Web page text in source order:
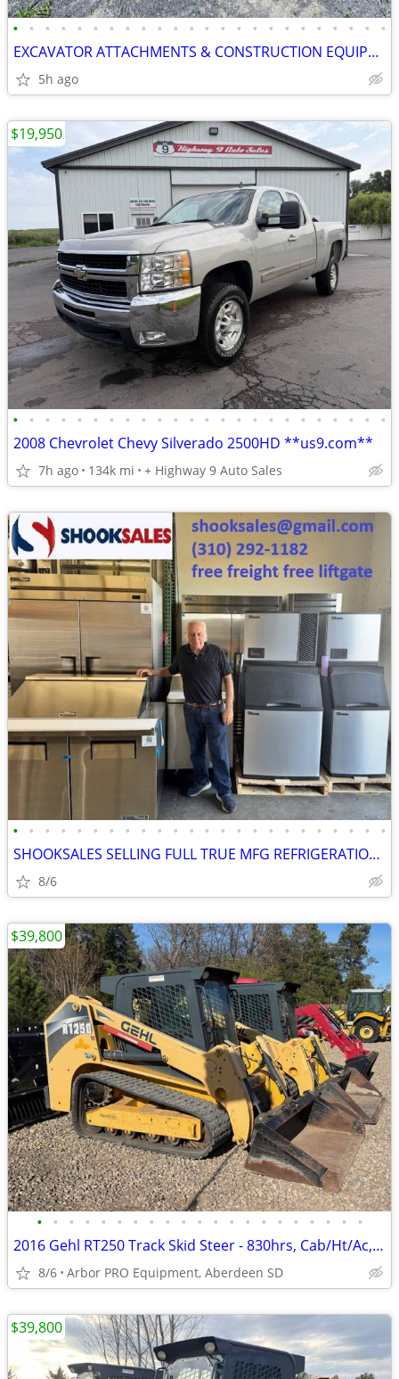
• • • • • • • • • • • • • • • • • • • • • • • •
EXCAVATOR ATTACHMENTS & CONSTRUCTION EQUIPMENT ON SALE!!!
5h ago
• • • • • • • • • • • • • • • • • • • • • • • •
2008 Chevrolet Chevy Silverado 2500HD **us9.com**
7h ago 134k mi + Highway 9 Auto Sales
$19,950
• • • • • • • • • • • • • • • • • • • • • • • •
SHOOKSALES SELLING FULL TRUE MFG REFRIGERATION PRODUCT LINE
8/6
• • • • • • • • • • • • • • • • • • • • •
2016 Gehl RT250 Track Skid Steer - 830hrs, Cab/Ht/Ac, ISO, QT, 2spd
8/6 Arbor PRO Equipment, Aberdeen SD
$39,800
$39,800